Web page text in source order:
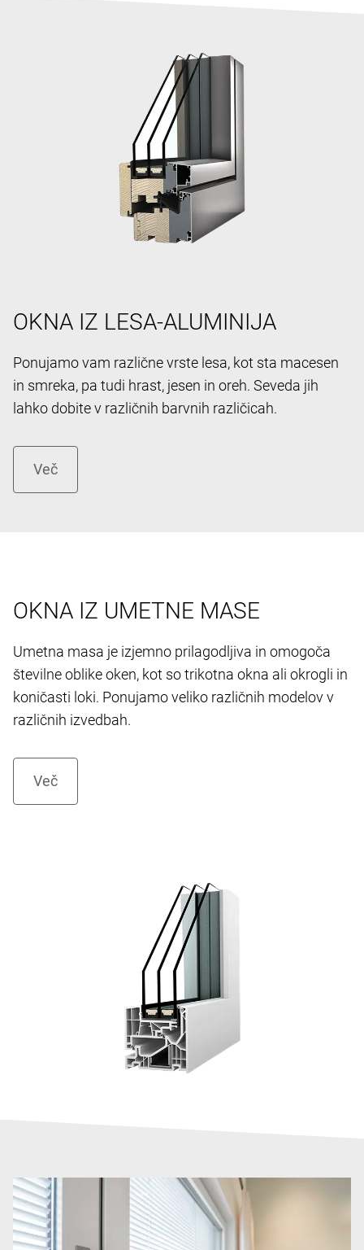
OKNA IZ LESA-ALUMINIJA
Ponujamo vam različne vrste lesa, kot sta macesen
in smreka, pa tudi hrast, jesen in oreh. Seveda jih
lahko dobite v različnih barvnih različicah.
OKNA IZ UMETNE MASE
Umetna masa je izjemno prilagodljiva in omogoča
številne oblike oken, kot so trikotna okna ali okrogli in
koničasti loki. Ponujamo veliko različnih modelov v
različnih izvedbah.